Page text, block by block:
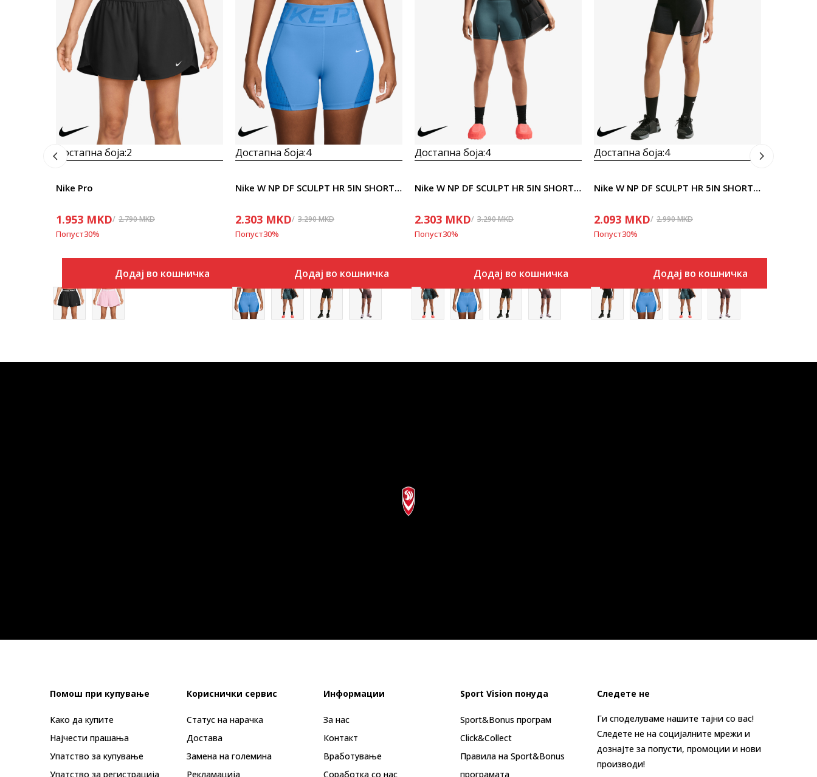
Достапна боја:2
Nike Pro
1.953 MKD 2.790MKD
Попуст30%
Додај во кошничка
Достапна боја:4
Nike W NP DF SCULPT HR 5IN SHORT G
2.303 MKD 3.290MKD
Попуст30%
Додај во кошничка
Достапна боја:4
Nike W NP DF SCULPT HR 5IN SHORT G
2.303 MKD 3.290MKD
Попуст30%
Додај во кошничка
Достапна боја:4
Nike W NP DF SCULPT HR 5IN SHORT GG
2.093 MKD 2.990MKD
Попуст30%
Додај во кошничка
Помош при купување
Како да купите
Најчести прашања
Упатство за купување
Упатство за регистрација
Кориснички сервис
Статус на нарачка
Достава
Замена на големина
Рекламациja
Информации
За нас
Контакт
Вработување
Соработка со нас
Sport Vision понуда
Sport&Bonus програм
Click&Collect
Правила на Sport&Bonus
програмата
Следете не
Ги споделуваме нашите тајни со вас!
Следете не на социјалните мрежи и
дознајте за попусти, промоции и нови
производи!